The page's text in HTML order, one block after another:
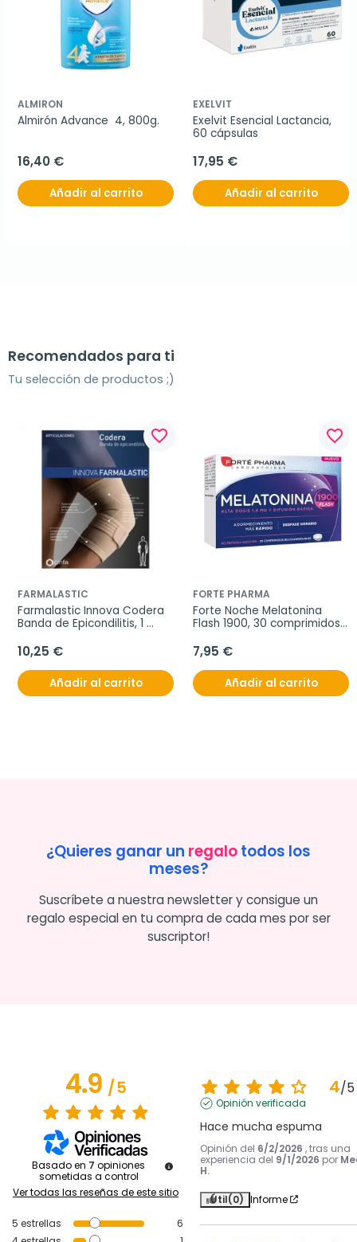
ALMIRON
Almirón Advance  4, 800g.
16,40 €
Añadir al carrito
EXELVIT
Exelvit Esencial Lactancia,
60 cápsulas
17,95 €
Añadir al carrito
Recomendados para ti
Tu selección de productos ;)
favorite_border
FARMALASTIC
Farmalastic Innova Codera
Banda de Epicondilitis, 1
10,25 €
Añadir al carrito
favorite_border
FORTE PHARMA
Forte Noche Melatonina
Flash 1900, 30 comprimidos
7,95 €
Añadir al carrito
¿Quieres ganar un regalotodos los
meses?
Suscríbete a nuestra newsletter y consigue un
regalo especial en tu compra de cada mes por ser
suscriptor!
4.9/5
Basado en 7 opiniones
sometidas a control
Ver todas las reseñas de este sitio
5 estrellas
6
4/5
Opinión verificada
Hace mucha espuma
Opinión del 6/2/2026 , tras una
experiencia del 9/1/2026 por
H.
Útil(0) Informe